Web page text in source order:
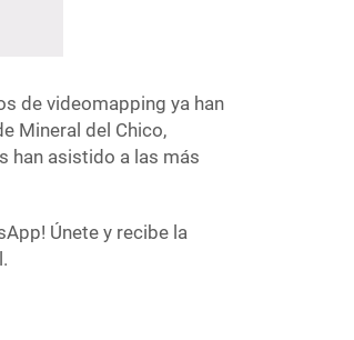
de videomapping ya han
Mineral del Chico,
han asistido a las más
Únete y recibe la